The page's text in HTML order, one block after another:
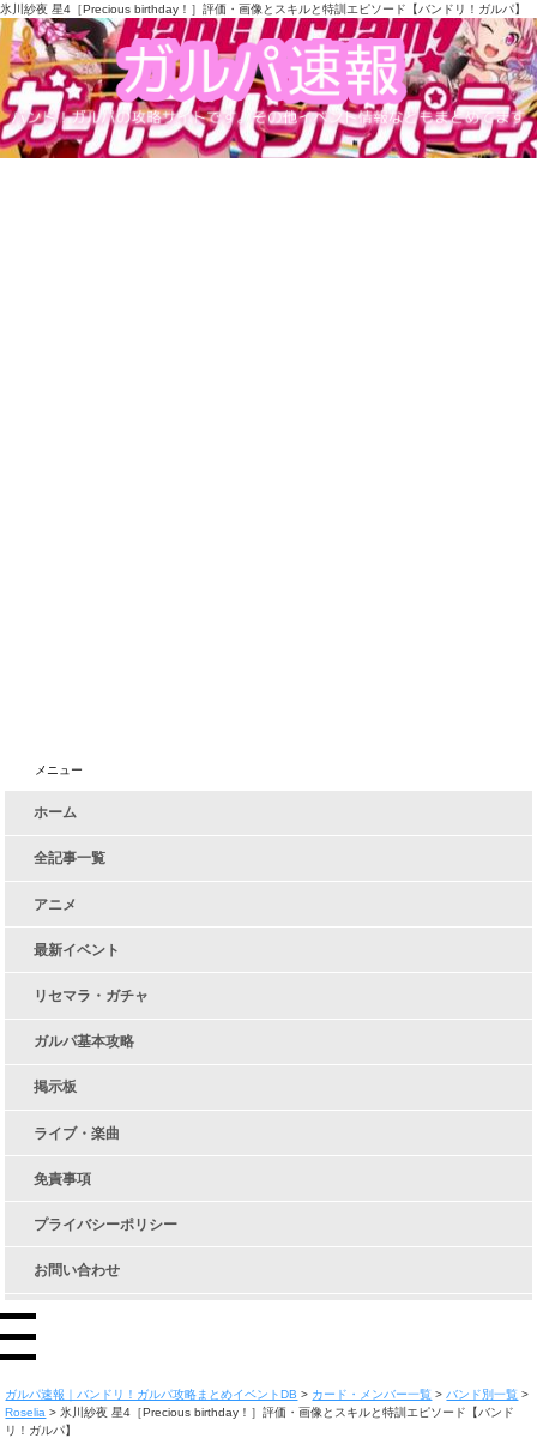
氷川紗夜 星4［Precious birthday！］評価・画像とスキルと特訓エピソード【バンドリ！ガルパ】
メニュー
ホーム
全記事一覧
アニメ
最新イベント
リセマラ・ガチャ
ガルパ基本攻略
掲示板
ライブ・楽曲
免責事項
プライバシーポリシー
お問い合わせ
ガルパ速報｜バンドリ！ガルパ攻略まとめイベントDB > カード・メンバー一覧 > バンド別一覧 >
Roselia > 氷川紗夜 星4［Precious birthday！］評価・画像とスキルと特訓エピソード【バンド
リ！ガルパ】